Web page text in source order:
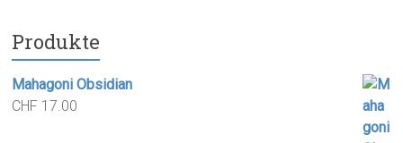
Produkte
Mahagoni Obsidian
CHF 17.00